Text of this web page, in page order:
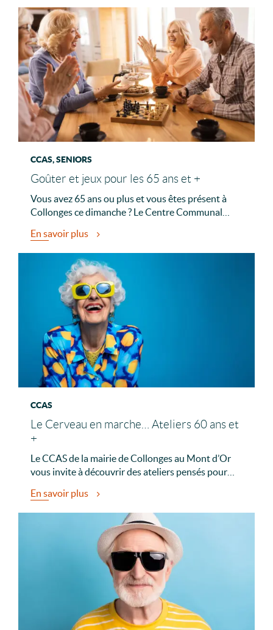
CCAS, SENIORS
Goûter et jeux pour les 65 ans et +
Vous avez 65 ans ou plus et vous êtes présent à
Collonges ce dimanche ? Le Centre Communal…
En savoir plus
CCAS
Le Cerveau en marche… Ateliers 60 ans et
+
Le CCAS de la mairie de Collonges au Mont d’Or
vous invite à découvrir des ateliers pensés pour…
En savoir plus